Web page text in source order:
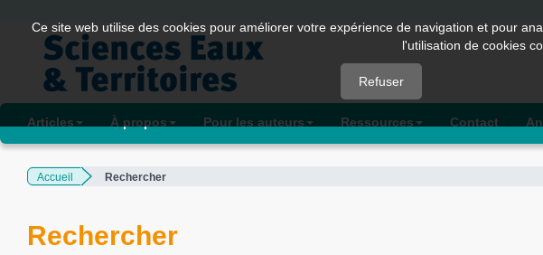
Quick
jump
page
content
Navigation
Main
Sidebar
Articles À propos Pour les auteurs Ressources Contact
Accueil Rechercher
Rechercher
Ce site web utilise des cookies pour améliorer votre expérience de navigation et pour
l'utilisation de cookies
Refuser